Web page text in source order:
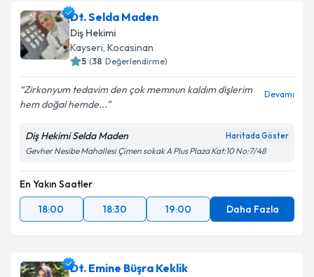
Dt. Selda Maden
Diş Hekimi
Kayseri, Kocasinan
5 (38 Değerlendirme)
Zirkonyum tedavim den çok memnun kaldım dişlerim
hem doğal hemde...
Devamı
Diş Hekimi Selda Maden Haritada Göster
Gevher Nesibe Mahallesi Çimen sokak A Plus Plaza Kat:10 No:7/48
En Yakın Saatler
18:00
18:30 19:00 Daha Fazla
Dt. Emine Büşra Keklik